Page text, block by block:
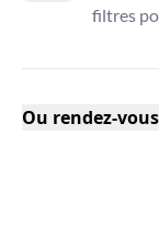
filtres
Ou rendez-